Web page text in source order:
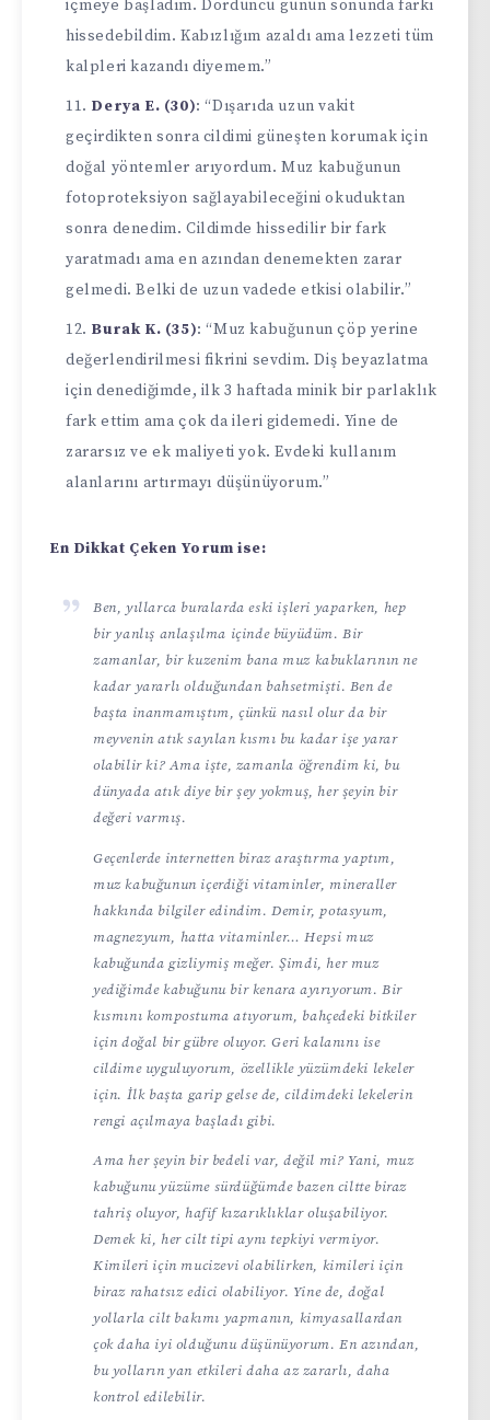
içmeye başladım. Dördüncü günün sonunda farkı
hissedebildim. Kabızlığım azaldı ama lezzeti tüm
kalpleri kazandı diyemem.”
Derya E. (30): “Dışarıda uzun vakit
geçirdikten sonra cildimi güneşten korumak için
doğal yöntemler arıyordum. Muz kabuğunun
fotoproteksiyon sağlayabileceğini okuduktan
sonra denedim. Cildimde hissedilir bir fark
yaratmadı ama en azından denemekten zarar
gelmedi. Belki de uzun vadede etkisi olabilir.”
Burak K. (35): “Muz kabuğunun çöp yerine
değerlendirilmesi fikrini sevdim. Diş beyazlatma
için denediğimde, ilk 3 haftada minik bir parlaklık
fark ettim ama çok da ileri gidemedi. Yine de
zararsız ve ek maliyeti yok. Evdeki kullanım
alanlarını artırmayı düşünüyorum.”
En Dikkat Çeken Yorum ise:
Ben, yıllarca buralarda eski işleri yaparken, hep
bir yanlış anlaşılma içinde büyüdüm. Bir
zamanlar, bir kuzenim bana muz kabuklarının ne
kadar yararlı olduğundan bahsetmişti. Ben de
başta inanmamıştım, çünkü nasıl olur da bir
meyvenin atık sayılan kısmı bu kadar işe yarar
olabilir ki? Ama işte, zamanla öğrendim ki, bu
dünyada atık diye bir şey yokmuş, her şeyin bir
değeri varmış.
Geçenlerde internetten biraz araştırma yaptım,
muz kabuğunun içerdiği vitaminler, mineraller
hakkında bilgiler edindim. Demir, potasyum,
magnezyum, hatta vitaminler… Hepsi muz
kabuğunda gizliymiş meğer. Şimdi, her muz
yediğimde kabuğunu bir kenara ayırıyorum. Bir
kısmını kompostuma atıyorum, bahçedeki bitkiler
için doğal bir gübre oluyor. Geri kalanını ise
cildime uyguluyorum, özellikle yüzümdeki lekeler
için. İlk başta garip gelse de, cildimdeki lekelerin
rengi açılmaya başladı gibi.
Ama her şeyin bir bedeli var, değil mi? Yani, muz
kabuğunu yüzüme sürdüğümde bazen ciltte biraz
tahriş oluyor, hafif kızarıklıklar oluşabiliyor.
Demek ki, her cilt tipi aynı tepkiyi vermiyor.
Kimileri için mucizevi olabilirken, kimileri için
biraz rahatsız edici olabiliyor. Yine de, doğal
yollarla cilt bakımı yapmanın, kimyasallardan
çok daha iyi olduğunu düşünüyorum. En azından,
bu yolların yan etkileri daha az zararlı, daha
kontrol edilebilir.